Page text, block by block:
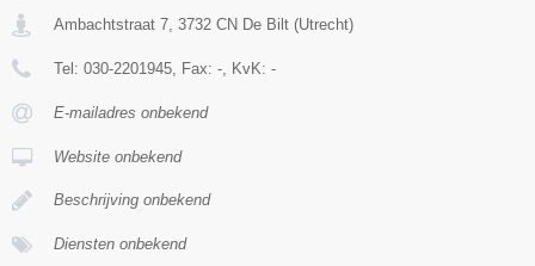
Ambachtstraat 7 3732 CN De Bilt (Utrecht)
Tel: 030-2201945 , Fax: - , KvK: -
E-mailadres onbekend
Website onbekend
Beschrijving onbekend
Diensten onbekend